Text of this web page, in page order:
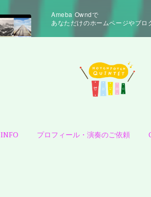
Ameba Owndで
あなただけのホームページやブロ
INFO プロフィール・演奏のご依頼